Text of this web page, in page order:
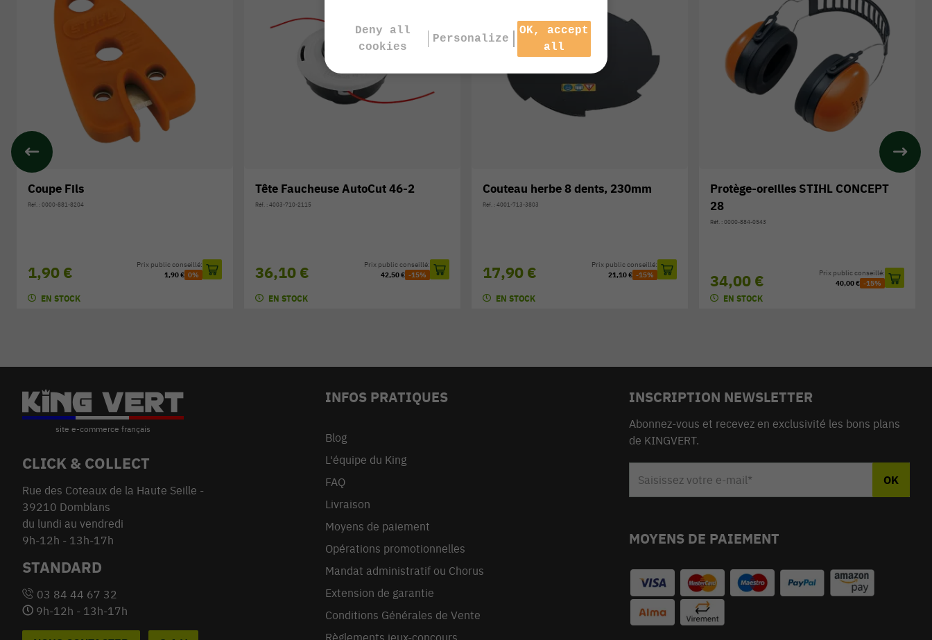
Coupe Fils
Réf. : 0000-881-8204
1,90 €
Prix public conseillé:
1,90 € 0%
EN STOCK
Tête Faucheuse AutoCut 46-2
Réf. : 4003-710-2115
36,10 €
Prix public conseillé:
42,50 € -15%
EN STOCK
Couteau herbe 8 dents, 230mm
Réf. : 4001-713-3803
17,90 €
Prix public conseillé:
21,10 € -15%
EN STOCK
Protège-oreilles STIHL CONCEPT
28
Réf. : 0000-884-0543
34,00 €
Prix public conseillé:
40,00 € -15%
EN STOCK
CLICK & COLLECT
Rue des Coteaux de la Haute Seille -
39210 Domblans
du lundi au vendredi
9h-12h - 13h-17h
STANDARD
03 84 44 67 32
9h-12h - 13h-17h
INFOS PRATIQUES
Blog
L'équipe du King
FAQ
Livraison
Moyens de paiement
Opérations promotionnelles
Mandat administratif ou Chorus
Extension de garantie
Conditions Générales de Vente
INSCRIPTION NEWSLETTER
Abonnez-vous et recevez en exclusivité les bons plans
de KINGVERT.
MOYENS DE PAIEMENT
Deny all
cookies
Personalize
OK, accept
all